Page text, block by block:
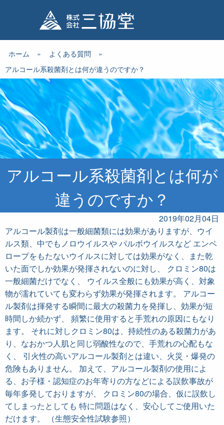
ホーム » よくある質問
»
アルコール系殺菌剤とは何が違うのですか？
アルコール系殺菌剤とは何が
違うのですか？
2019年02月04日
アルコール製剤は一般細菌類には効果がありますが、ウイ
ルス類、中でもノロウイルスや パルボウイルスなど エンベ
ロープをもたないウイルスに対しては効果がなく、また乾
いた面でしか効果が発揮されないのに対し、 クロミン80は
一般細菌だけでなく、 ウイルス全般にも効果が高く、対象
物が濡れていても変わらず効果が発揮されます。 アルコー
ル製剤は揮発する瞬間に最大の殺菌力を発揮し、効果が短
時間しか続かず、 頻繁に使用すると手荒れの原因にもなり
ます。 それに対しクロミン80は、持続性のある殺菌力があ
り、なおかつ人肌と同じ弱酸性なので、手荒れの心配もな
く、 引火性の高いアルコール製剤とは違い、火災・爆発の
危険もありません。 加えて、アルコール製剤の使用によ
る、お子様・認知症のお年寄りの方などによる誤飲事故が
毎年多発しておりますが、 クロミン80の場合、仮に誤飲し
てしまったとしても 特に問題はなく、安心してご使用いた
だけます。 （生態安全性試験参照）